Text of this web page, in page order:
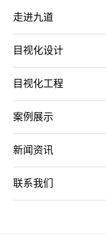
走进九道
目视化设计
目视化工程
案例展示
新闻资讯
联系我们